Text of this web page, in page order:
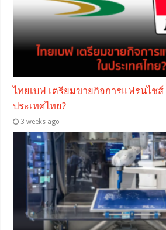
ไทยเบฟ เตรียมขายกิจการแฟรนไชส์
ประเทศไทย?
3 weeks ago